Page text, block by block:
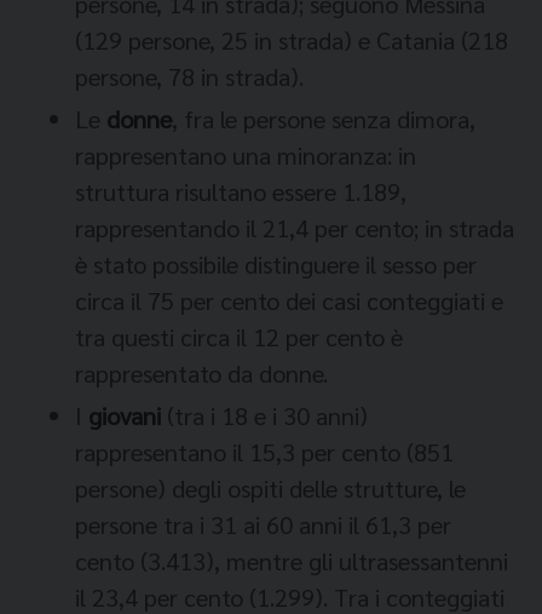
(129 persone, 25 in strada) e Catania (218
persone, 78 in strada).
Le donne, fra le persone senza dimora,
rappresentano una minoranza: in
struttura risultano essere 1.189,
rappresentando il 21,4 per cento; in strada
è stato possibile distinguere il sesso per
circa il 75 per cento dei casi conteggiati e
tra questi circa il 12 per cento è
rappresentato da donne.
I giovani (tra i 18 e i 30 anni)
rappresentano il 15,3 per cento (851
persone) degli ospiti delle strutture, le
persone tra i 31 ai 60 anni il 61,3 per
cento (3.413), mentre gli ultrasessantenni
il 23,4 per cento (1.299). Tra i conteggiati